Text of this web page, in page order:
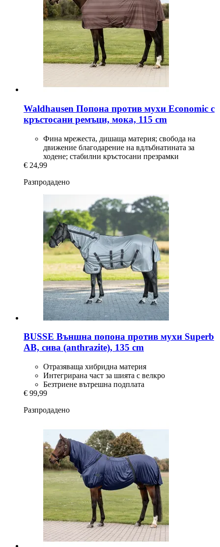
Waldhausen Попона против мухи Economic с
кръстосани ремъци, мокa, 115 cm
Фина мрежеста, дишаща материя; свобода на
движение благодарение на вдлъбнатината за
ходене; стабилни кръстосани презрамки
€ 24,99
Разпродадено
BUSSE Външна попона против мухи Superb
AB, сива (anthrazite), 135 cm
Отразяваща хибридна материя
Интегрирана част за шията с велкро
Безтриене вътрешна подплата
€ 99,99
Разпродадено